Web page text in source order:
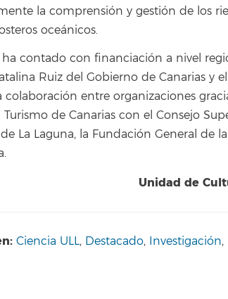
la comprensión y gestión de los
oceánicos.
ha contado con financiación a nivel
Ruiz del Gobierno de Canarias y
entre organizaciones
Turismo de Canarias con el Consejo
La Laguna, la Fundación General de
Unidad de
Ciencia ULL, Destacado, Investigación,